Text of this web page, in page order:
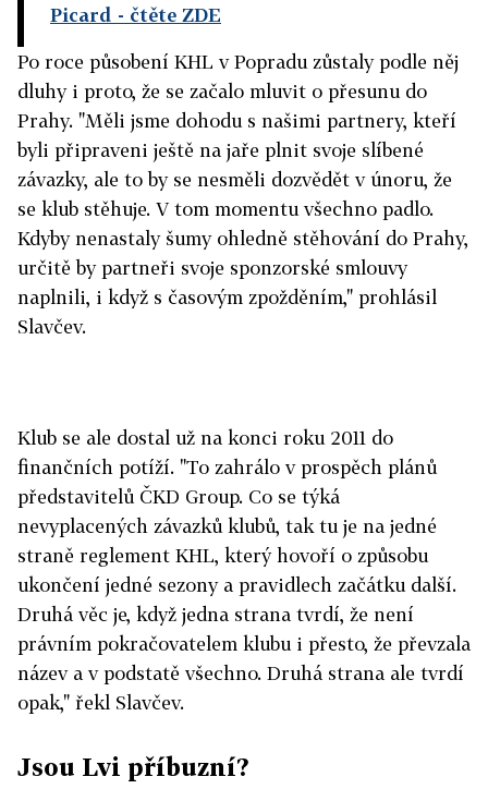
Picard - čtěte ZDE
Po roce působení KHL v Popradu zůstaly podle něj
dluhy i proto, že se začalo mluvit o přesunu do
Prahy. "Měli jsme dohodu s našimi partnery, kteří
byli připraveni ještě na jaře plnit svoje slíbené
závazky, ale to by se nesměli dozvědět v únoru, že
se klub stěhuje. V tom momentu všechno padlo.
Kdyby nenastaly šumy ohledně stěhování do Prahy,
určitě by partneři svoje sponzorské smlouvy
naplnili, i když s časovým zpožděním," prohlásil
Slavčev.
Klub se ale dostal už na konci roku 2011 do
finančních potíží. "To zahrálo v prospěch plánů
představitelů ČKD Group. Co se týká
nevyplacených závazků klubů, tak tu je na jedné
straně reglement KHL, který hovoří o způsobu
ukončení jedné sezony a pravidlech začátku další.
Druhá věc je, když jedna strana tvrdí, že není
právním pokračovatelem klubu i přesto, že převzala
název a v podstatě všechno. Druhá strana ale tvrdí
opak," řekl Slavčev.
Jsou Lvi příbuzní?